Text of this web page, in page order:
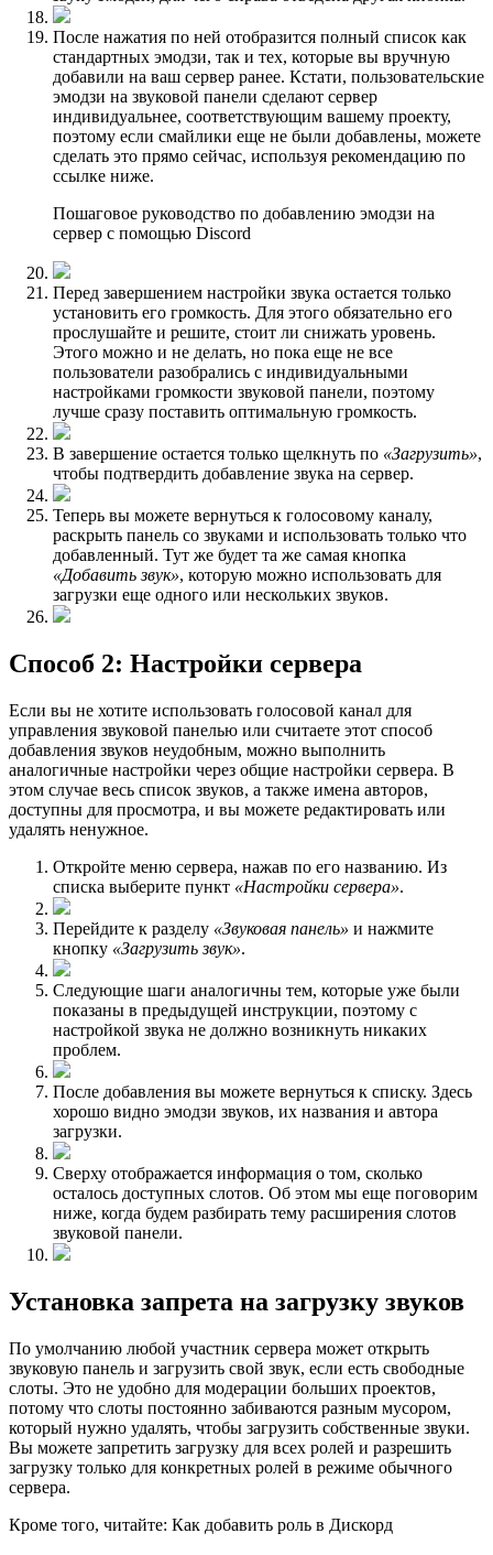
После нажатия по ней отобразится полный список как
стандартных эмодзи, так и тех, которые вы вручную
добавили на ваш сервер ранее. Кстати, пользовательские
эмодзи на звуковой панели сделают сервер
индивидуальнее, соответствующим вашему проекту,
поэтому если смайлики еще не были добавлены, можете
сделать это прямо сейчас, используя рекомендацию по
ссылке ниже.
Пошаговое руководство по добавлению эмодзи на
сервер с помощью Discord
Перед завершением настройки звука остается только
установить его громкость. Для этого обязательно его
прослушайте и решите, стоит ли снижать уровень.
Этого можно и не делать, но пока еще не все
пользователи разобрались с индивидуальными
настройками громкости звуковой панели, поэтому
лучше сразу поставить оптимальную громкость.
В завершение остается только щелкнуть по «Загрузить»,
чтобы подтвердить добавление звука на сервер.
Теперь вы можете вернуться к голосовому каналу,
раскрыть панель со звуками и использовать только что
добавленный. Тут же будет та же самая кнопка
«Добавить звук», которую можно использовать для
загрузки еще одного или нескольких звуков.
Способ 2: Настройки сервера
Если вы не хотите использовать голосовой канал для
управления звуковой панелью или считаете этот способ
добавления звуков неудобным, можно выполнить
аналогичные настройки через общие настройки сервера. В
этом случае весь список звуков, а также имена авторов,
доступны для просмотра, и вы можете редактировать или
удалять ненужное.
Откройте меню сервера, нажав по его названию. Из
списка выберите пункт «Настройки сервера».
Перейдите к разделу «Звуковая панель» и нажмите
кнопку «Загрузить звук».
Следующие шаги аналогичны тем, которые уже были
показаны в предыдущей инструкции, поэтому с
настройкой звука не должно возникнуть никаких
проблем.
После добавления вы можете вернуться к списку. Здесь
хорошо видно эмодзи звуков, их названия и автора
загрузки.
Сверху отображается информация о том, сколько
осталось доступных слотов. Об этом мы еще поговорим
ниже, когда будем разбирать тему расширения слотов
звуковой панели.
Установка запрета на загрузку звуков
По умолчанию любой участник сервера может открыть
звуковую панель и загрузить свой звук, если есть свободные
слоты. Это не удобно для модерации больших проектов,
потому что слоты постоянно забиваются разным мусором,
который нужно удалять, чтобы загрузить собственные звуки.
Вы можете запретить загрузку для всех ролей и разрешить
загрузку только для конкретных ролей в режиме обычного
сервера.
Кроме того, читайте: Как добавить роль в Дискорд